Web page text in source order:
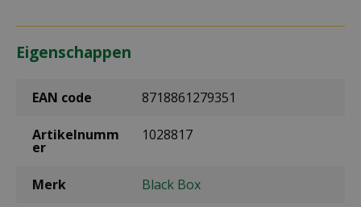
Eigenschappen
EAN code 8718861279351
Artikelnumm
er
1028817
Merk Black Box